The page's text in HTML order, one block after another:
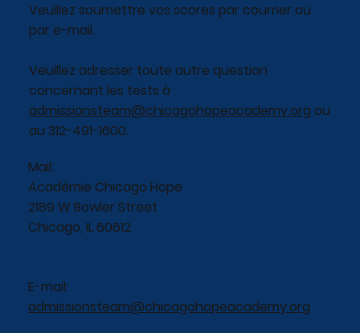
Veuillez soumettre vos scores par courrier ou
par e-mail.
Veuillez adresser toute autre question
concernant les tests à
admissionsteam@chicagohopeacademy.org ou
au 312-491-1600.
Mail:
Académie Chicago Hope
2189 W Bowler Street
Chicago, IL 60612
E-mail:
admissionsteam@chicagohopeacademy.org